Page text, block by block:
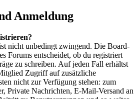
Anmeldung
nicht unbedingt zwingend. Die Board-
Forums entscheidet, ob du registriert
zu schreiben. Auf jeden Fall erhältst
Zugriff auf zusätzliche
nicht zur Verfügung stehen: zum
Private Nachrichten, E-Mail-Versand an